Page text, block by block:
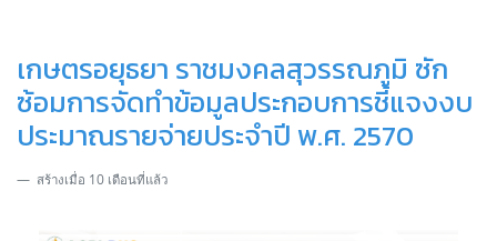
เกษตรอยุธยา ราชมงคลสุวรรณภูมิ ซัก
ซ้อมการจัดทำข้อมูลประกอบการชี้แจงงบ
ประมาณรายจ่ายประจำปี พ.ศ. 2570
สร้างเมื่อ 10 เดือนที่แล้ว